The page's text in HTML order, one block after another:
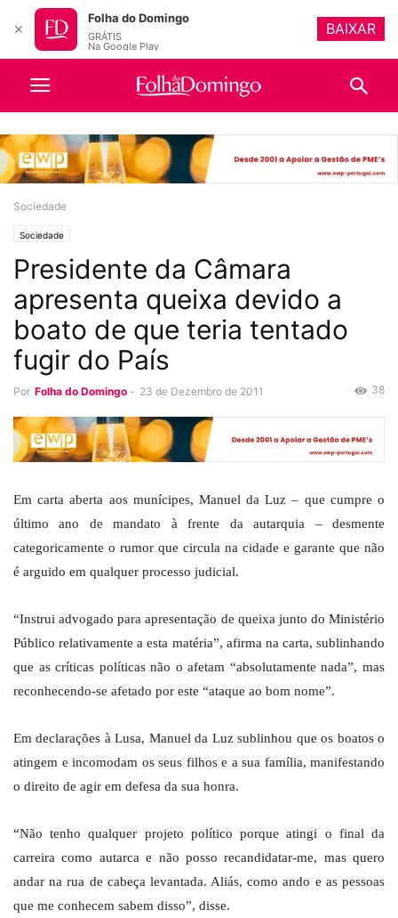
Sociedade
Sociedade
Presidente da Câmara
apresenta queixa devido a
boato de que teria tentado
fugir do País
Por Folha do Domingo - 23 de Dezembro de 2011 38
Em carta aberta aos munícipes, Manuel da Luz – que cumpre o
último ano de mandato à frente da autarquia – desmente
categoricamente o rumor que circula na cidade e garante que não
é arguido em qualquer processo judicial.
“Instrui advogado para apresentação de queixa junto do Ministério
Público relativamente a esta matéria”, afirma na carta, sublinhando
que as críticas políticas não o afetam “absolutamente nada”, mas
reconhecendo-se afetado por este “ataque ao bom nome”.
Em declarações à Lusa, Manuel da Luz sublinhou que os boatos o
atingem e incomodam os seus filhos e a sua família, manifestando
o direito de agir em defesa da sua honra.
“Não tenho qualquer projeto político porque atingi o final da
carreira como autarca e não posso recandidatar-me, mas quero
andar na rua de cabeça levantada. Aliás, como ando e as pessoas
que me conhecem sabem disso”, disse.
✕
Folha do Domingo
GRÁTIS
Na Google Play
BAIXAR